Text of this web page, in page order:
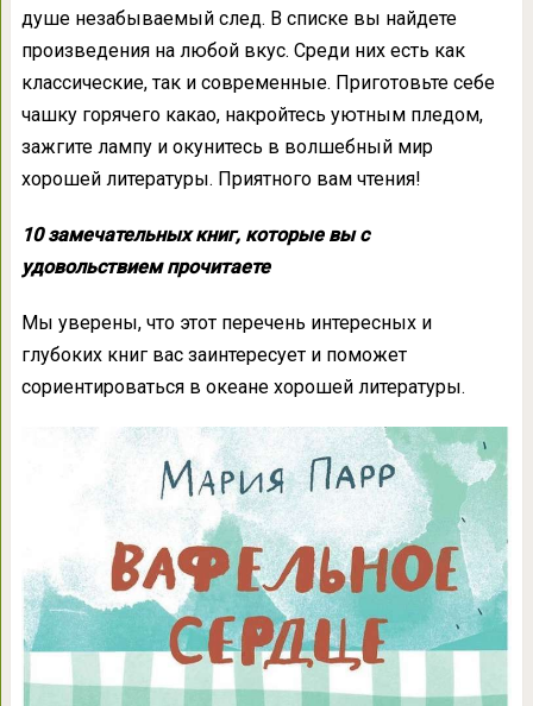
душе незабываемый след. В списке вы найдете
произведения на любой вкус. Среди них есть как
классические, так и современные. Приготовьте себе
чашку горячего какао, накройтесь уютным пледом,
зажгите лампу и окунитесь в волшебный мир
хорошей литературы. Приятного вам чтения!
10 замечательных книг, которые вы с
удовольствием прочитаете
Мы уверены, что этот перечень интересных и
глубоких книг вас заинтересует и поможет
сориентироваться в океане хорошей литературы.